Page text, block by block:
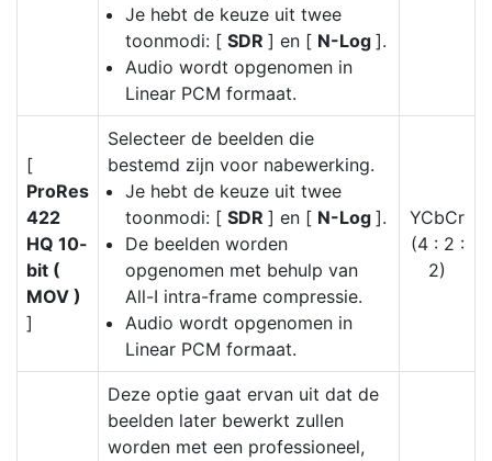
Je hebt de keuze uit twee
toonmodi: [ SDR ] en [ N-Log ].
Audio wordt opgenomen in
Linear PCM formaat.
[
ProRes
422
HQ 10-
bit (
MOV )
]
Selecteer de beelden die
bestemd zijn voor nabewerking.
Je hebt de keuze uit twee
toonmodi: [ SDR ] en [ N-Log ].
De beelden worden
opgenomen met behulp van
All-I intra-frame compressie.
Audio wordt opgenomen in
Linear PCM formaat.
YCbCr
(4 : 2 :
2)
Deze optie gaat ervan uit dat de
beelden later bewerkt zullen
worden met een professioneel,